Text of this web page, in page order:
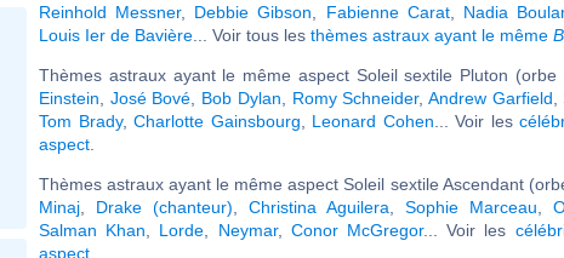
Reinhold Messner, Debbie Gibson Fabienne Carat, Nadia
Louis Ier de Bavière ... Voir tous les thèmes astraux ayant le même
Thèmes astraux ayant le même aspect Soleil sextile Pluton (orbe
Einstein
José Bové Bob Dylan Romy Schneider, Andrew Garfield ,
Tom Brady, Charlotte Gainsbourg Leonard Cohen ... Voir les
aspect
Thèmes astraux ayant le même aspect Soleil sextile Ascendant
Minaj
Drake (chanteur) Christina Aguilera Sophie Marceau
Salman Khan
Lorde Neymar, Conor McGregor... Voir les
aspect